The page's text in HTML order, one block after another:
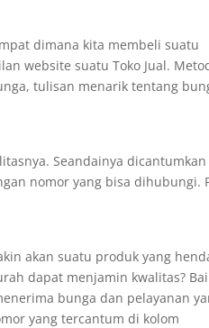
dimana kita membeli suatu
website suatu Toko Jual.
tulisan menarik tentang
Seandainya
nomor yang bisa dihubungi.
akan suatu produk yang
dapat menjamin kwalitas?
bunga dan pelayanan
yang tercantum di kolom